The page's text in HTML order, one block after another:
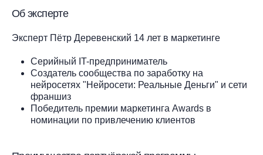
Об эксперте
Эксперт Пётр Деревенский 14 лет в маркетинге
Серийный IT-предприниматель
Создатель сообщества по заработку на
нейросетях "Нейросети: Реальные Деньги" и сети
франшиз
Победитель премии маркетинга Awards в
номинации по привлечению клиентов